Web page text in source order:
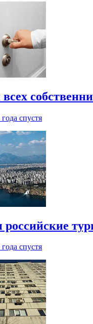
всех
года спустя
года спустя